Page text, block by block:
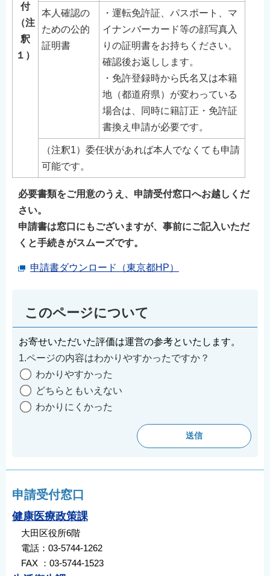
付
（注
釈
１）
本人確認の
ための公的
証明書
・運転免許証、パスポート、マ
イナンバーカード等の顔写真入
りの証明書をお持ちください。
確認後お返しします。
・免許登録時から氏名又は本籍
地（都道府県）が変わっている
場合は、同時に籍訂正・免許証
書換え申請が必要です。
（注釈1）委任状があれば本人でなくても申請
可能です。
必要書類をご用意のうえ、申請受付窓口へお越しくだ
さい。
申請書は窓口にもございますが、事前にご記入いただ
くと手続きがスムーズです。
申請書ダウンロード（東京都HP）
このページについて
お寄せいただいた評価は運営の参考といたします。
1.ページの内容はわかりやすかったですか？
わかりやすかった
どちらともいえない
わかりにくかった
申請受付窓口
健康医療政策課
大田区役所6階
電話：03-5744-1262
FAX ：03-5744-1523